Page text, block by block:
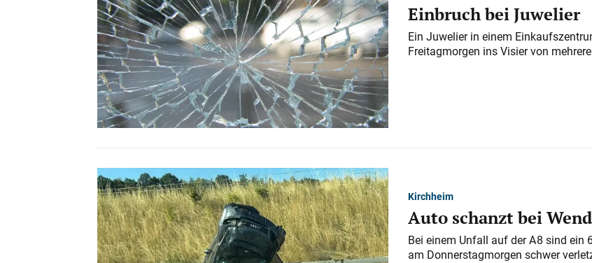
Einbruch bei Juwelier
Ein Juwelier in einem
Freitagmorgen ins Visier von
Kirchheim
Auto schanzt bei
Bei einem Unfall auf der A 8 sind
am Donnerstagmorgen schwer